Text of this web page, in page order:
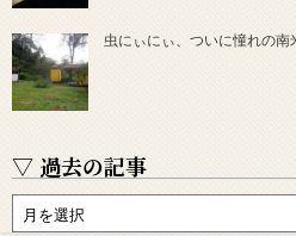
虫にぃにぃ、ついに憧れの南
▽ 過去の記事